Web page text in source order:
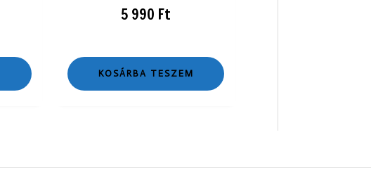
5 990 Ft
KOSÁRBA TESZEM